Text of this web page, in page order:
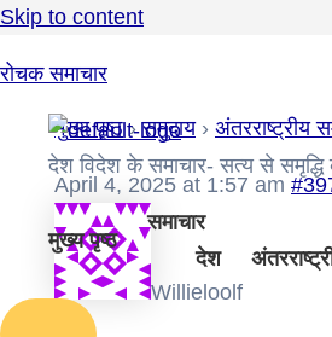
Skip to content
रोचक समाचार
देश विदेश के समाचार- सत्य से
मुख्य पृष्ठ
समाचार
देश
मुख्य पृष्ठ › समुदाय › अंतरराष्ट्रीय
April 4, 2025 at 1:57 am
Willieloolf